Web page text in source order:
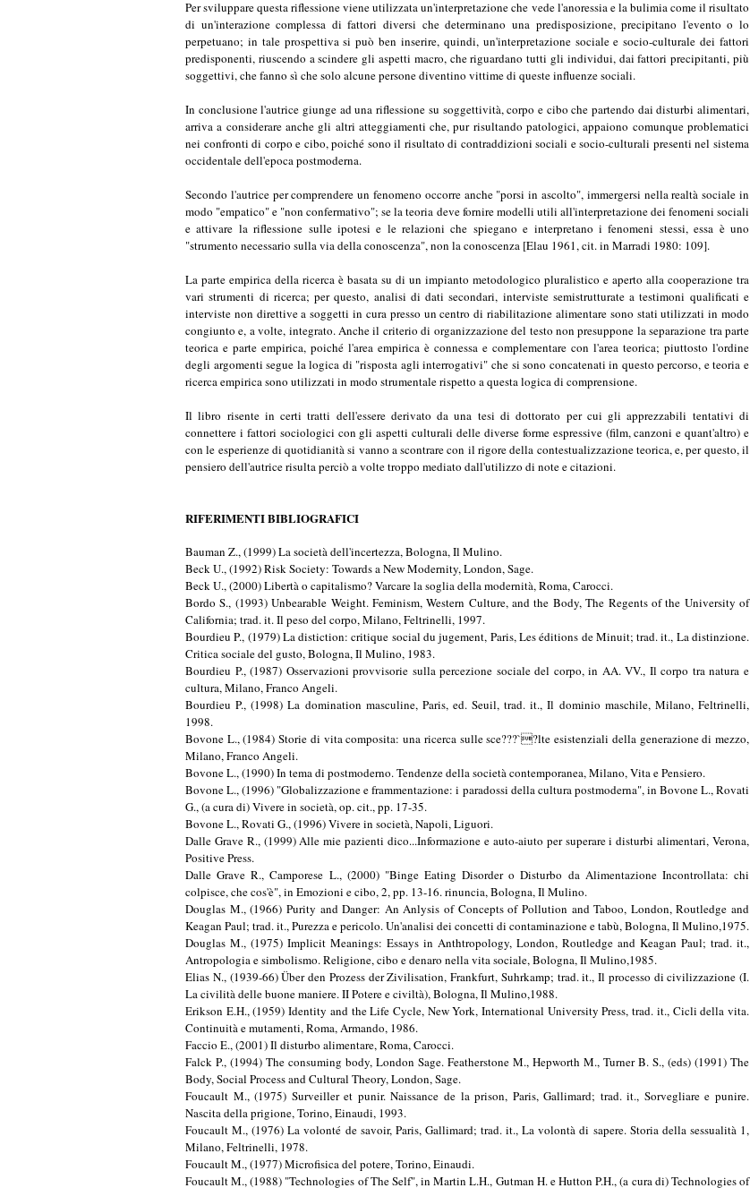
nei confronti di corpo e cibo, poiché sono il risultato di contraddizioni sociali e socio-culturali presenti nel sistema
occidentale dell'epoca postmoderna.
Secondo l'autrice per comprendere un fenomeno occorre anche "porsi in ascolto", immergersi nella realtà sociale in
modo "empatico" e "non confermativo"; se la teoria deve fornire modelli utili all'interpretazione dei fenomeni sociali
"strumento necessario sulla via della conoscenza", non la conoscenza [Elau 1961, cit. in Marradi 1980: 109].
La parte empirica della ricerca è basata su di un impianto metodologico pluralistico e aperto alla cooperazione tra
vari strumenti di ricerca; per questo, analisi di dati secondari, interviste semistrutturate a testimoni qualificati e
congiunto e, a volte, integrato. Anche il criterio di organizzazione del testo non presuppone la separazione tra parte
teorica e parte empirica, poiché l'area empirica è connessa e complementare con l'area teorica; piuttosto l'ordine
degli argomenti segue la logica di "risposta agli interrogativi" che si sono concatenati in questo percorso, e teoria e
ricerca empirica sono utilizzati in modo strumentale rispetto a questa logica di comprensione.
Il libro risente in certi tratti dell'essere derivato da una tesi di dottorato per cui gli apprezzabili tentativi di
connettere i fattori sociologici con gli aspetti culturali delle diverse forme espressive (film, canzoni e quant'altro) e
con le esperienze di quotidianità si vanno a scontrare con il rigore della contestualizzazione teorica, e, per questo, il
pensiero dell'autrice risulta perciò a volte troppo mediato dall'utilizzo di note e citazioni.
RIFERIMENTI BIBLIOGRAFICI
Bauman Z., (1999) La società dell'incertezza, Bologna, Il Mulino.
Beck U., (1992) Risk Society: Towards a New Modernity, London, Sage.
Beck U., (2000) Libertà o capitalismo? Varcare la soglia della modernità, Roma, Carocci.
Bordo S., (1993) Unbearable Weight. Feminism, Western Culture, and the Body, The Regents of the University of
Critica sociale del gusto, Bologna, Il Mulino, 1983.
cultura, Milano, Franco Angeli.
Bourdieu P., (1998) La domination masculine, Paris, ed. Seuil, trad. it., Il dominio maschile, Milano, Feltrinelli,
1998.
Bovone L., (1984) Storie di vita composita: una ricerca sulle sce???`?lte esistenziali della generazione di mezzo,
Milano, Franco Angeli.
Bovone L., (1990) In tema di postmoderno. Tendenze della società contemporanea, Milano, Vita e Pensiero.
Bovone L., (1996) "Globalizzazione e frammentazione: i paradossi della cultura postmoderna", in Bovone L., Rovati
G., (a cura di) Vivere in società, op. cit., pp. 17-35.
Bovone L., Rovati G., (1996) Vivere in società, Napoli, Liguori.
Dalle Grave R., (1999) Alle mie pazienti dico...Informazione e auto-aiuto per superare i disturbi alimentari, Verona,
Positive Press.
Dalle Grave R., Camporese L., (2000) "Binge Eating Disorder o Disturbo da Alimentazione Incontrollata: chi
colpisce, che cos'è", in Emozioni e cibo, 2, pp. 13-16. rinuncia, Bologna, Il Mulino.
Douglas M., (1966) Purity and Danger: An Anlysis of Concepts of Pollution and Taboo, London, Routledge and
Keagan Paul; trad. it., Purezza e pericolo. Un'analisi dei concetti di contaminazione e tabù, Bologna, Il Mulino,1975.
Douglas M., (1975) Implicit Meanings: Essays in Anthtropology, London, Routledge and Keagan Paul; trad. it.,
Antropologia e simbolismo. Religione, cibo e denaro nella vita sociale, Bologna, Il Mulino,1985.
Elias N., (1939-66) Über den Prozess der Zivilisation, Frankfurt, Suhrkamp; trad. it., Il processo di civilizzazione (I.
La civilità delle buone maniere. II Potere e civiltà), Bologna, Il Mulino,1988.
Erikson E.H., (1959) Identity and the Life Cycle, New York, International University Press, trad. it., Cicli della vita.
Continuità e mutamenti, Roma, Armando, 1986.
Faccio E., (2001) Il disturbo alimentare, Roma, Carocci.
Falck P., (1994) The consuming body, London Sage. Featherstone M., Hepworth M., Turner B. S., (eds) (1991) The
Body, Social Process and Cultural Theory, London, Sage.
Foucault M., (1975) Surveiller et punir. Naissance de la prison, Paris, Gallimard; trad. it., Sorvegliare e punire.
Nascita della prigione, Torino, Einaudi, 1993.
Foucault M., (1976) La volonté de savoir, Paris, Gallimard; trad. it., La volontà di sapere. Storia della sessualità 1,
Milano, Feltrinelli, 1978.
Foucault M., (1977) Microfisica del potere, Torino, Einaudi.
Foucault M., (1988) "Technologies of The Self", in Martin L.H., Gutman H. e Hutton P.H., (a cura di) Technologies of
The Self: A Seminar with Michel Foucault, London, Tavistock; trad. it., Tecnologie del sé. Un seminario con Michel
Foucault, Torino, Bollati Boringhieri,1992.
Garfinkel P.E., Garner D.M., (1982) Anorexia Nervosa: a multidimensional perspective, New York, Brunner/Mazel.
Giddens A., (1992) The Transformation of Intimacy. Sexuality, Love and Eroticism in Modern Societies, Cambridge,
Polity Press; trad. it., La trasformazione dell'intimità. Sessualità, amore ed erotismo nelle società moderne, Bologna,
Il Mulino, 1995.
Giddens A., (1994) Beyond Left and Right. The future of Radical Politics, Cambridge, Polity Press; trad. it., Oltre la
destra e la sinistra, Bologna, Il Mulino, 1997.